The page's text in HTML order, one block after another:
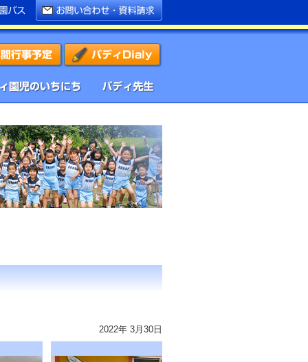
2022年 3月30日